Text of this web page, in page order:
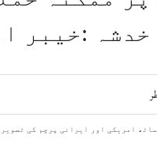
بھارتی اقدامات کے خلاف
فلسطین اور مشرق وسطیٰ پر
:خیبر